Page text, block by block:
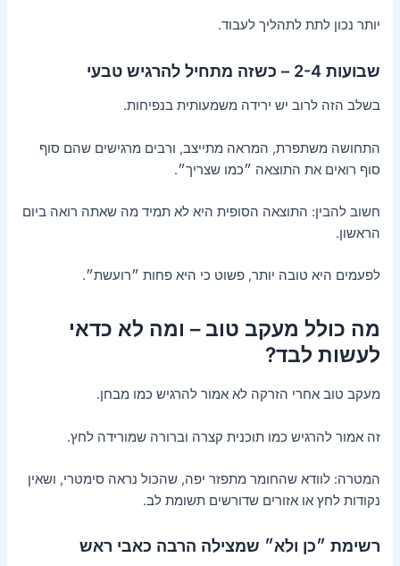
יותר נכון לתת לתהליך לעבוד.
שבועות 2-4 – כשזה מתחיל להרגיש טבעי
בשלב הזה לרוב יש ירידה משמעותית בנפיחות.
התחושה משתפרת, המראה מתייצב, ורבים מרגישים שהם סוף
סוף רואים את התוצאה ״כמו שצריך״.
חשוב להבין: התוצאה הסופית היא לא תמיד מה שאתה רואה ביום
הראשון.
לפעמים היא טובה יותר, פשוט כי היא פחות ״רועשת״.
מה כולל מעקב טוב – ומה לא כדאי
לעשות לבד?
מעקב טוב אחרי הזרקה לא אמור להרגיש כמו מבחן.
זה אמור להרגיש כמו תוכנית קצרה וברורה שמורידה לחץ.
המטרה: לוודא שהחומר מתפזר יפה, שהכול נראה סימטרי, ושאין
נקודות לחץ או אזורים שדורשים תשומת לב.
רשימת ״כן ולא״ שמצילה הרבה כאבי ראש